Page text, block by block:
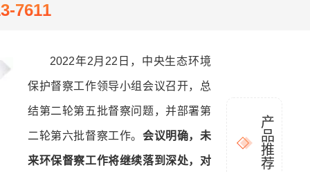
7611
2022年2月22日，中央生态环境
保护督察工作领导小组会议召开，总
结第二轮第五批督察问题，并部署第
二轮第六批督察工作。 会议明确，未
来环保督察工作将继续落到深处，对
产
品
推
荐